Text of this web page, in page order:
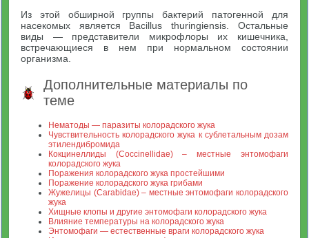
Из этой обширной группы бактерий патогенной для
насекомых является Bacillus thuringiensis. Остальные
виды — представители микрофлоры их кишечника,
встречающиеся в нем при нормальном состоянии
организма.
Дополнительные материалы по
теме
Нематоды — паразиты колорадского жука
Чувствительность колорадского жука к сублетальным дозам
этилендибромида
Кокцинеллиды (Coccinellidae) – местные энтомофаги
колорадского жука
Поражения колорадского жука простейшими
Поражение колорадского жука грибами
Жужелицы (Carabidae) – местные энтомофаги колорадского
жука
Хищные клопы и другие энтомофаги колорадского жука
Влияние температуры на колорадского жука
Энтомофаги — естественные враги колорадского жука